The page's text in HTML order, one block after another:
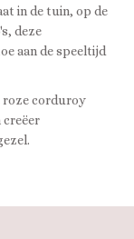
in de tuin, op de
deze
aan de speeltijd
roze corduroy
creëer